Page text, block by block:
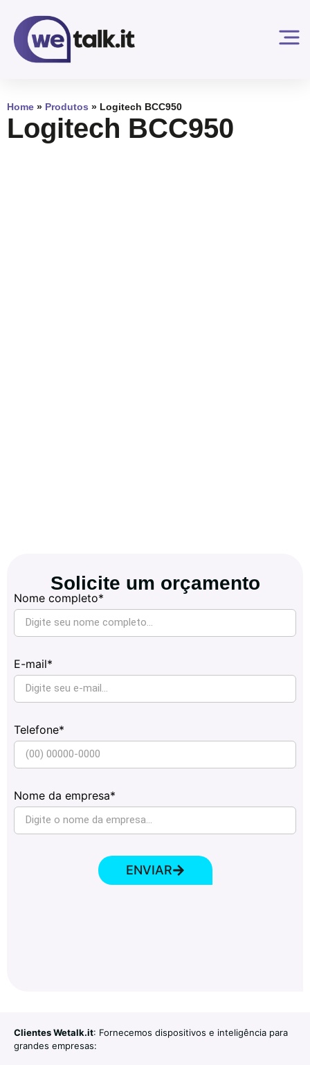
Home » Produtos » Logitech BCC950
Logitech BCC950
Solicite um orçamento
Nome completo*
E-mail*
Telefone*
Nome da empresa*
ENVIAR
Clientes Wetalk.it: Fornecemos dispositivos e inteligência para
grandes empresas: